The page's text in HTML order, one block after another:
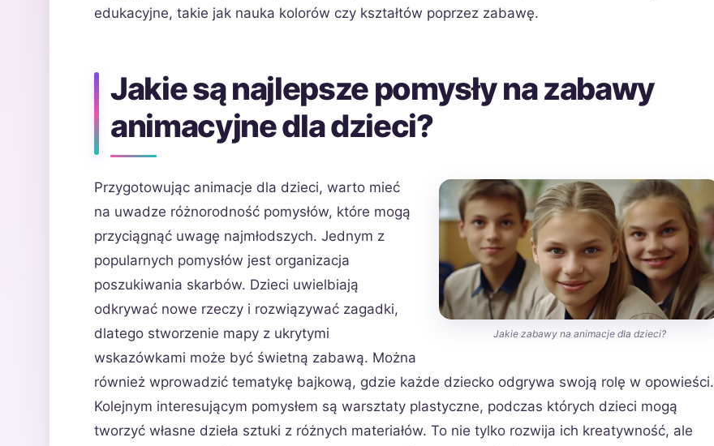
edukacyjne, takie jak nauka kolorów czy kształtów poprzez zabawę.
Jakie są najlepsze pomysły na zabawy
animacyjne dla dzieci?
Jakie zabawy na animacje dla dzieci?
Przygotowując animacje dla dzieci, warto mieć
na uwadze różnorodność pomysłów, które mogą
przyciągnąć uwagę najmłodszych. Jednym z
popularnych pomysłów jest organizacja
poszukiwania skarbów. Dzieci uwielbiają
odkrywać nowe rzeczy i rozwiązywać zagadki,
dlatego stworzenie mapy z ukrytymi
wskazówkami może być świetną zabawą. Można
również wprowadzić tematykę bajkową, gdzie każde dziecko odgrywa swoją rolę w opowieści.
Kolejnym interesującym pomysłem są warsztaty plastyczne, podczas których dzieci mogą
tworzyć własne dzieła sztuki z różnych materiałów. To nie tylko rozwija ich kreatywność, ale